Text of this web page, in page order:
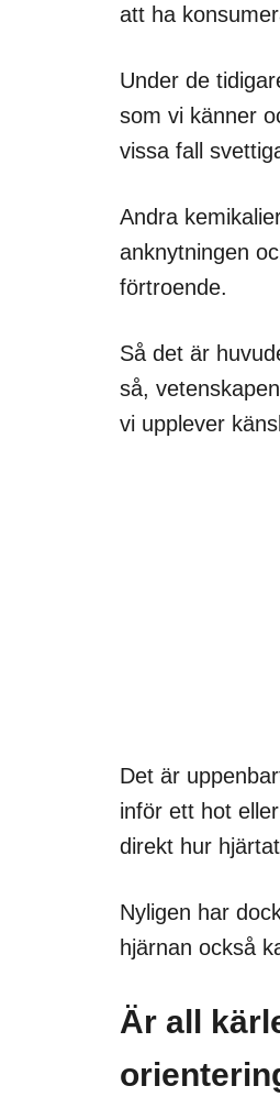
att ha
Under de
som vi känner
vissa fall
Andra
anknytningen
förtroende.
Så det är
så,
vi upplever
Det är
inför ett hot
direkt hur
Nyligen har
hjärnan också
Är all